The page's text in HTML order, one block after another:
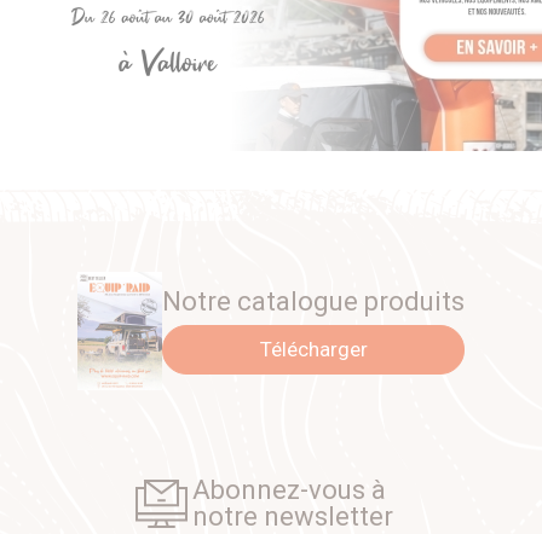
Notre catalogue produits
Télécharger
Abonnez-vous à
notre newsletter